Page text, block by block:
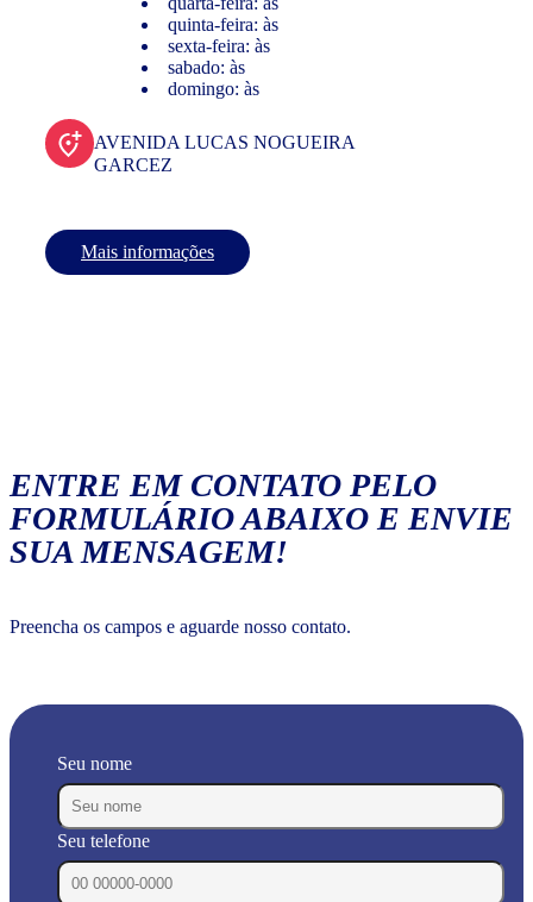
quinta-feira: às
sexta-feira: às
sabado: às
domingo: às
AVENIDA LUCAS NOGUEIRA
GARCEZ
Mais informações
ENTRE EM CONTATO PELO
FORMULÁRIO ABAIXO E ENVIE
SUA MENSAGEM!
Preencha os campos e aguarde nosso contato.
Seu nome
Seu telefone